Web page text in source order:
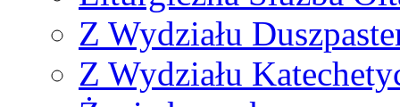
Z Wydziału
Z Wydziału